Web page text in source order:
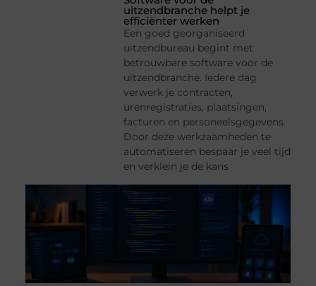
uitzendbranche helpt je
efficiënter werken
Een goed georganiseerd
uitzendbureau begint met
betrouwbare software voor de
uitzendbranche. Iedere dag
verwerk je contracten,
urenregistraties, plaatsingen,
facturen en personeelsgegevens.
Door deze werkzaamheden te
automatiseren bespaar je veel tijd
en verklein je de kans